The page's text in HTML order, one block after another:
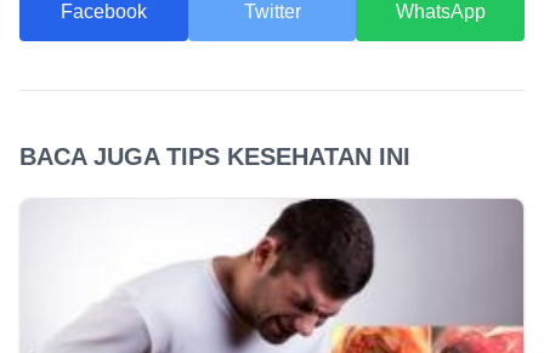
Facebook Twitter WhatsApp
BACA JUGA TIPS KESEHATAN INI